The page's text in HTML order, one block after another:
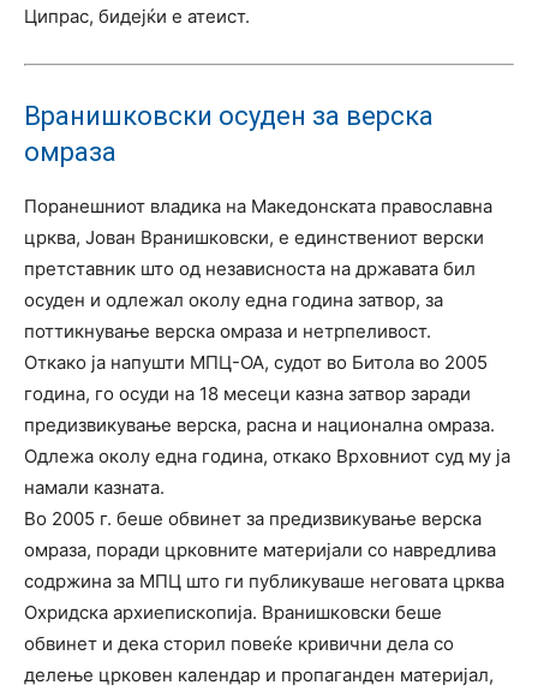
Ципрас, бидејќи е атеист.
Вранишковски осуден за верска
омраза
Поранешниот владика на Македонската православна
црква, Јован Вранишковски, е единствениот верски
претставник што од независноста на државата бил
осуден и одлежал околу една година затвор, за
поттикнување верска омраза и нетрпеливост.
Откако ја напушти МПЦ-ОА, судот во Битола во 2005
година, го осуди на 18 месеци казна затвор заради
предизвикување верска, расна и национална омраза.
Одлежа околу една година, откако Врховниот суд му ја
намали казната.
Во 2005 г. беше обвинет за предизвикување верска
омраза, поради црковните материјали со навредлива
содржина за МПЦ што ги публикуваше неговата црква
Охридска архиепископија. Вранишковски беше
обвинет и дека сторил повеќе кривични дела со
делење црковен календар и пропаганден материјал,